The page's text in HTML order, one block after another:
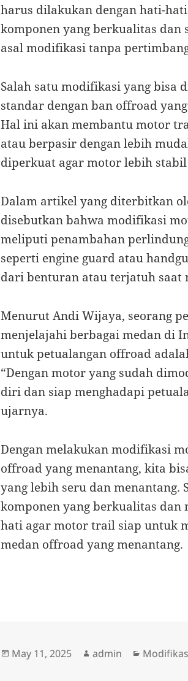
harus dilakukan dengan hati-
komponen yang berkualitas dan
asal modifikasi tanpa
Salah satu modifikasi yang bisa
standar dengan ban offroad
Hal ini akan membantu motor
atau berpasir dengan lebih
diperkuat agar motor lebih
Dalam artikel yang diterbitkan
disebutkan bahwa modifikasi
meliputi penambahan
seperti engine guard atau
dari benturan atau terjatuh saat
Menurut Andi Wijaya, seorang
menjelajahi berbagai medan di
untuk petualangan offroad
“Dengan motor yang sudah
diri dan siap menghadapi
ujarnya.
Dengan melakukan modifikasi
offroad yang menantang, kita
yang lebih seru dan
komponen yang berkualitas
hati agar motor trail siap untuk
medan offroad yang menantang.
Posted
May 11, 2025 Author
admin